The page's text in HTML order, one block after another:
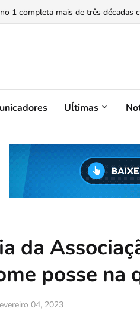
Motta, Arthur Lira admite que
Uĺtimas
da
posse na
04, 2023